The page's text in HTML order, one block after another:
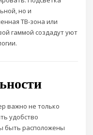
но и
ТВ-зона или
гаммой создадут уют
важно не только
удобство
быть расположены